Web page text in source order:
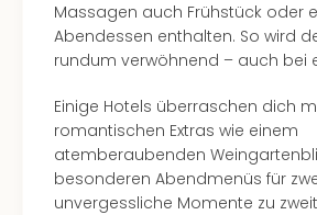
Massagen auch Frühstück oder
Abendessen enthalten. So wird
rundum verwöhnend – auch bei
Einige Hotels überraschen dich
romantischen Extras wie einem
atemberaubenden
besonderen Abendmenüs für
unvergessliche Momente zu